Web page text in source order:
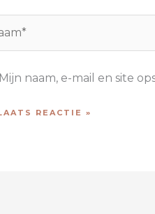
Mijn naam, e-mail en site